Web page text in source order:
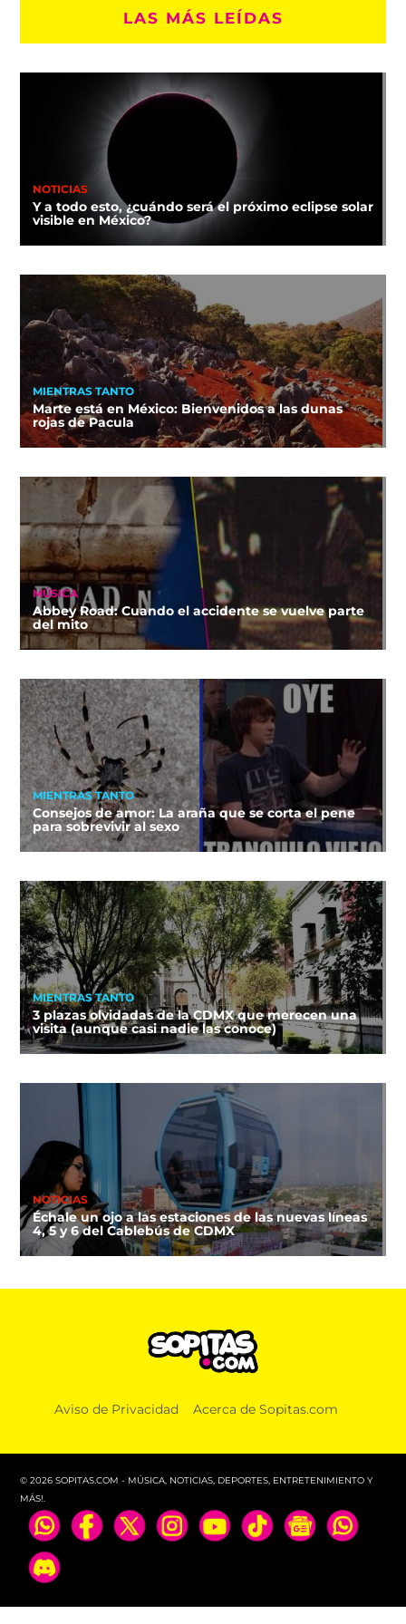
LAS MÁS LEÍDAS
NOTICIAS
Y a todo esto, ¿cuándo será el próximo eclipse solar
visible en México?
MIENTRAS TANTO
Marte está en México: Bienvenidos a las dunas
rojas de Pacula
MÚSICA
Abbey Road: Cuando el accidente se vuelve parte
del mito
MIENTRAS TANTO
Consejos de amor: La araña que se corta el pene
para sobrevivir al sexo
MIENTRAS TANTO
3 plazas olvidadas de la CDMX que merecen una
visita (aunque casi nadie las conoce)
NOTICIAS
Échale un ojo a las estaciones de las nuevas líneas
4, 5 y 6 del Cablebús de CDMX
Aviso de Privacidad Acerca de Sopitas.com
© 2026 SOPITAS.COM - MÚSICA, NOTICIAS, DEPORTES, ENTRETENIMIENTO Y
MÁS!.